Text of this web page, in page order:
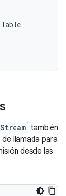
también
llamada para
desde las